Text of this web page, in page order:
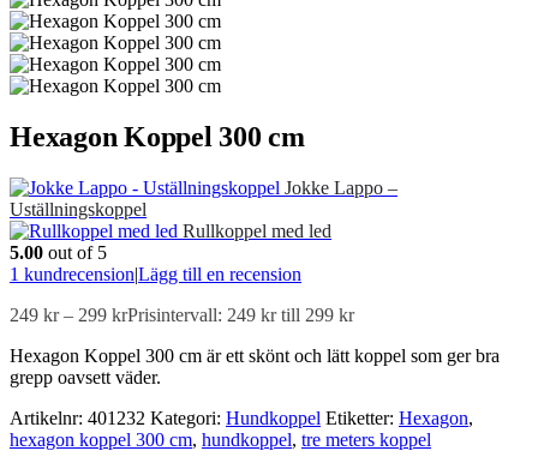
Hexagon Koppel 300 cm
Jokke Lappo –
Uställningskoppel
Rullkoppel med led
5.00 out of 5
1 kundrecension|Lägg till en recension
249 kr – 299 krPrisintervall: 249 kr till 299 kr
Hexagon Koppel 300 cm är ett skönt och lätt koppel som ger bra
grepp oavsett väder.
Artikelnr: 401232 Kategori: Hundkoppel Etiketter: Hexagon,
hexagon koppel 300 cm, hundkoppel, tre meters koppel